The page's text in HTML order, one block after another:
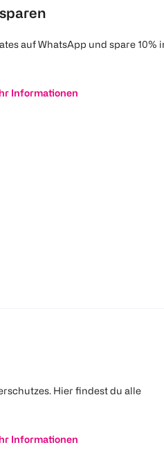
auf WhatsApp und spare 10%
Informationen
Hier findest du alle
Informationen